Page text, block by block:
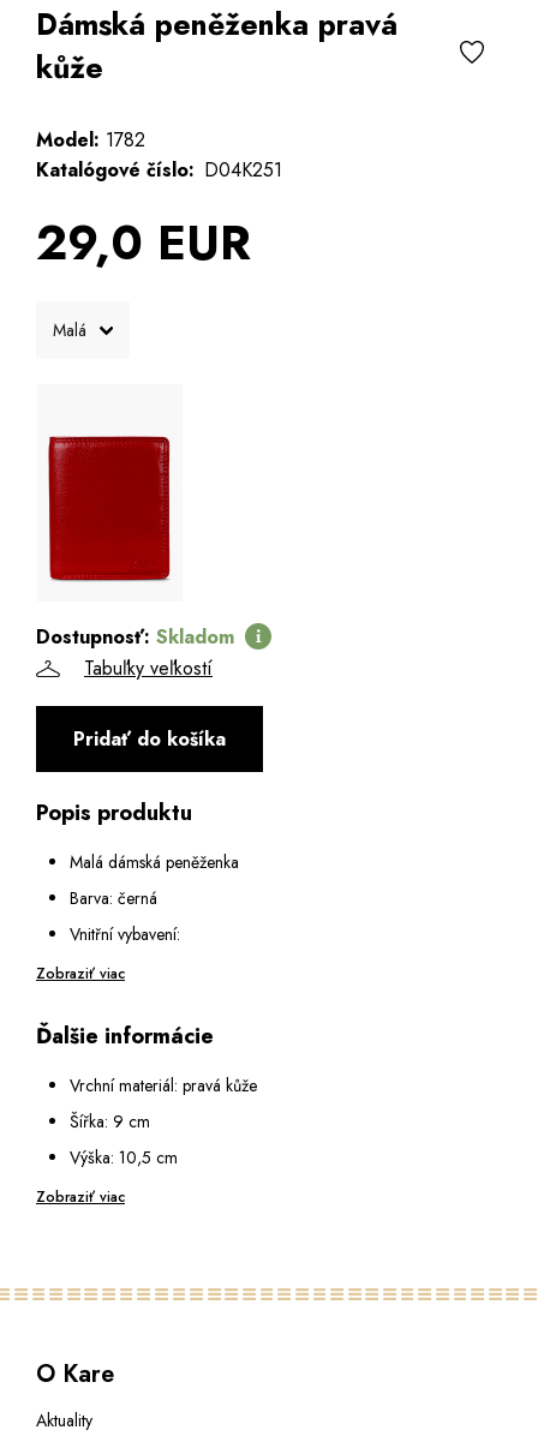
Dámská peněženka pravá
kůže
Model: 1782
Katalógové číslo: D04K251
29,0 EUR
Dostupnosť: Skladom
Tabuľky veľkostí
Pridať do košíka
Popis produktu
Malá dámská peněženka
Barva: černá
Vnitřní vybavení:
1 kapsa na kovový patent na mince
7 přihrádek na karty
1 průhledná přihrádka se síťkou
Zobraziť viac
Ďalšie informácie
Vrchní materiál: pravá kůže
Šířka: 9 cm
Výška: 10,5 cm
Hloubka: 2 cm
Zobraziť viac
O Kare
Aktuality